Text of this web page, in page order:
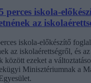
perces iskola-
az
iskola-előkészítő
az iskolaérettségről, és
között ezeket a
Minisztériumnak a